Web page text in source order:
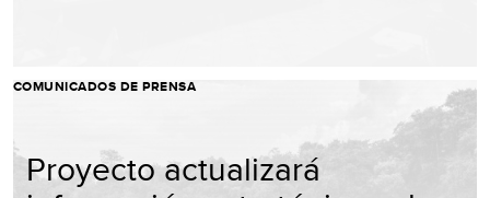
COMUNICADOS DE PRENSA
Proyecto actualizará